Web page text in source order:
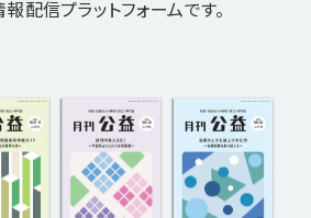
配信プラットフォームです。